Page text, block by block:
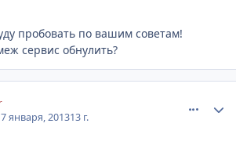
пробовать по вашим советам!
сервис обнулить?
7 января, 201313 г.